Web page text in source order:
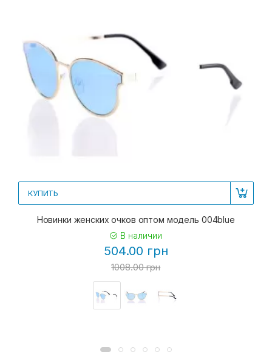
КУПИТЬ
Новинки женских очков оптом модель 004blue
В наличии
504.00 грн
1008.00 грн